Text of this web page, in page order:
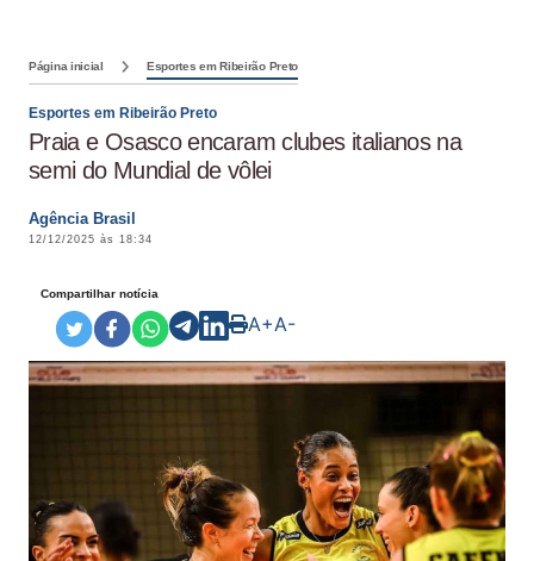
Página inicial Esportes em Ribeirão Preto
Esportes em Ribeirão Preto
Praia e Osasco encaram clubes italianos na
semi do Mundial de vôlei
Agência Brasil
12/12/2025 às 18:34
Compartilhar notícia
A+A-